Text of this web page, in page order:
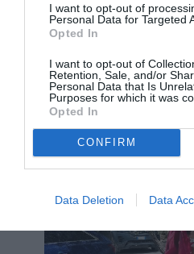
I want to opt-out of
Personal Data for Targeted
Opted In
I want to opt-out of
Retention, Sale, and/or
Personal Data that Is
Purposes for which it was
Opted In
CONFIRM
Data Deletion Data
brand Emily Dawn Long
παιχνιδιάρικα: “Take off